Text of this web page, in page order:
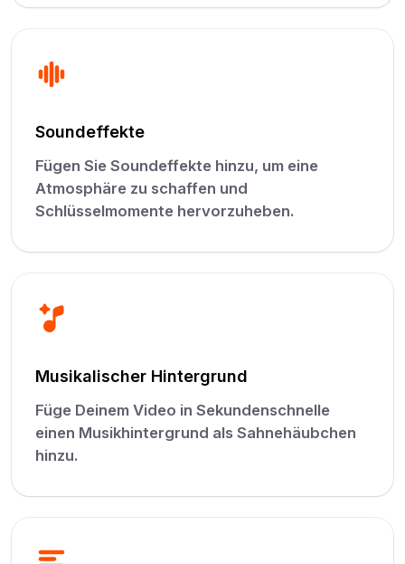
Soundeffekte
Fügen Sie Soundeffekte hinzu, um eine
Atmosphäre zu schaffen und
Schlüsselmomente hervorzuheben.
Musikalischer Hintergrund
Füge Deinem Video in Sekundenschnelle
einen Musikhintergrund als Sahnehäubchen
hinzu.